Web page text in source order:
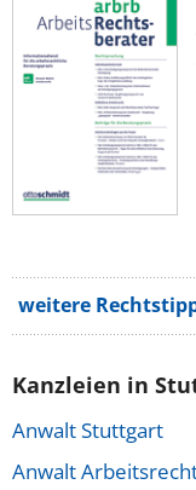
weitere
Kanzleien in
Anwalt Stuttgart
Anwalt